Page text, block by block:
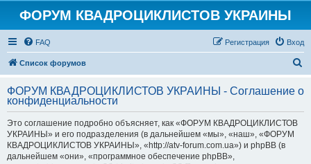
ФОРУМ КВАДРОЦИКЛИСТОВ УКРАИНЫ
FAQ Вход
Регистрация
Список форумов
и
с
ФОРУМ КВАДРОЦИКЛИСТОВ УКРАИНЫ - Соглашение о
конфиденциальности
Это соглашение подробно объясняет, как «ФОРУМ КВАДРОЦИКЛИСТОВ
УКРАИНЫ» и его подразделения (в дальнейшем «мы», «наш», «ФОРУМ
КВАДРОЦИКЛИСТОВ УКРАИНЫ», «http://atv-forum.com.ua») и phpBB (в
дальнейшем «они», «программное обеспечение phpBB»,